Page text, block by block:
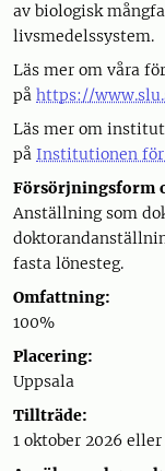
av biologisk
livsmedelssystem.
Läs mer om våra
på https://
Läs mer om
på Institutionen för
Försörjningsform
Anställning som
fasta lönesteg.
Omfattning:
100%
Placering:
Uppsala
Tillträde:
1 oktober 2026